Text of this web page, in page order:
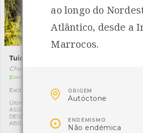
Tuia-macarrão
Chamaecyparis pisifera f. aurea
[Comum]
Exótica
Última observação por:
ASSOCIAÇÃO CULTURAL E
DESPORTIVA CAPITÃES DE
ABRIL
ao longo do
Atlântico, desde a
Marrocos.
 ORIGEM
Autóctone
 ENDEMISMO
Não endémica